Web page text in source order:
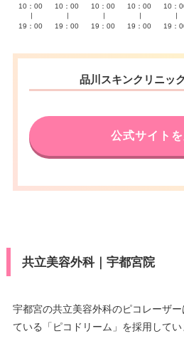
10：00
19：00
10：00
19：00
10：00
19：00
10：00
19：00
10：
19：
品川スキンクリニッ
公式サイト
共立美容外科｜宇都宮院
宇都宮の共立美容外科のピコレーザ
ている「ピコドリーム」を採用してい